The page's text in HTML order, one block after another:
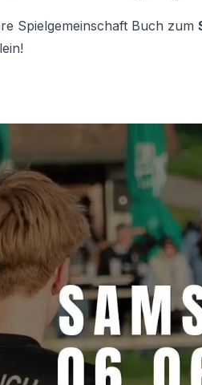
Spielgemeinschaft Buch zum